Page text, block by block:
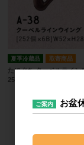
夏季冷蔵品 取寄商品
たにぐち クーベルライン
252個入
ご案内 お盆